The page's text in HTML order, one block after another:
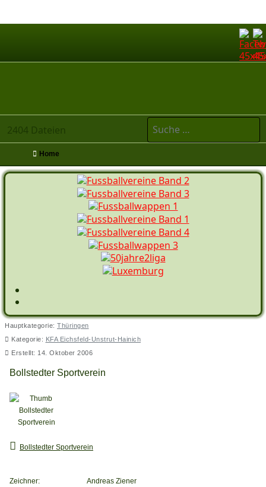
2404 Dateien
Suchen
Home
Hauptkategorie: Thüringen
Kategorie: KFA Eichsfeld-Unstrut-Hainich
Erstellt: 14. Oktober 2006
Bollstedter Sportverein
Bollstedter Sportverein
Zeichner: Andreas Ziener